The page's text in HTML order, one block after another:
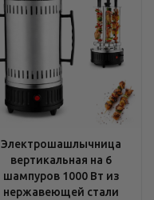
Электрошашлычница
вертикальная на 6
шампуров 1000 Вт из
нержавеющей стали